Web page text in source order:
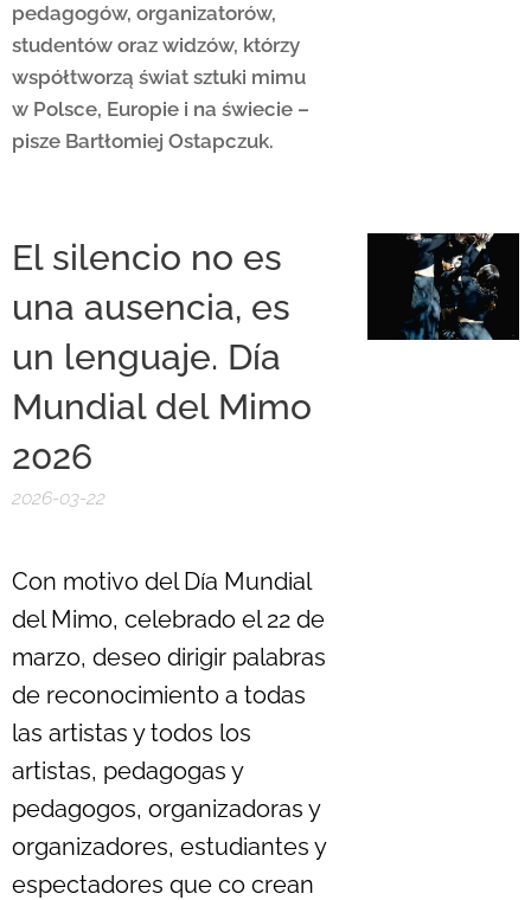
pedagogów, organizatorów,
studentów oraz widzów, którzy
współtworzą świat sztuki mimu
w Polsce, Europie i na świecie –
pisze Bartłomiej Ostapczuk.
El silencio no es
una ausencia, es
un lenguaje. Día
Mundial del Mimo
2026
2026-03-22
Con motivo del Día Mundial
del Mimo, celebrado el 22 de
marzo, deseo dirigir palabras
de reconocimiento a todas
las artistas y todos los
artistas, pedagogas y
pedagogos, organizadoras y
organizadores, estudiantes y
espectadores que co crean